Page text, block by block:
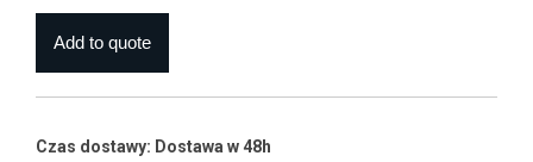
Czas dostawy: Dostawa w 48h